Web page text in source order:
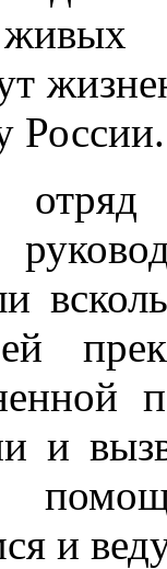
России.
и
и